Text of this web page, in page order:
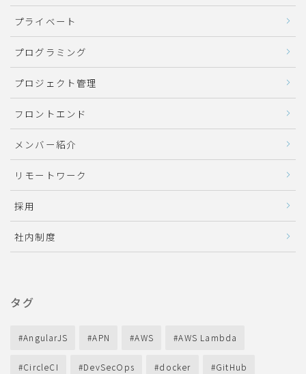
プライベート
プログラミング
プロジェクト管理
フロントエンド
メンバー紹介
リモートワーク
採用
社内制度
タグ
AngularJS APN AWS AWS Lambda
CircleCI DevSecOps docker GitHub